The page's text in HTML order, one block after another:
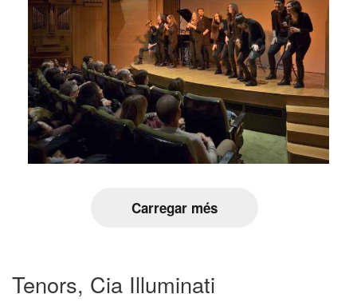
Carregar més
Tenors, Cia Illuminati